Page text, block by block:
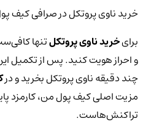
خرید ناوی پروتکل در صرافی کیف
برایخرید ناوی پروتکلتنها
و احراز هویت کنید. پس از تکمیل
چند دقیقه ناوی پروتکل بخرید و در
مزیت اصلی کیف پول من، کارمزد
تراکنش‌هاست.